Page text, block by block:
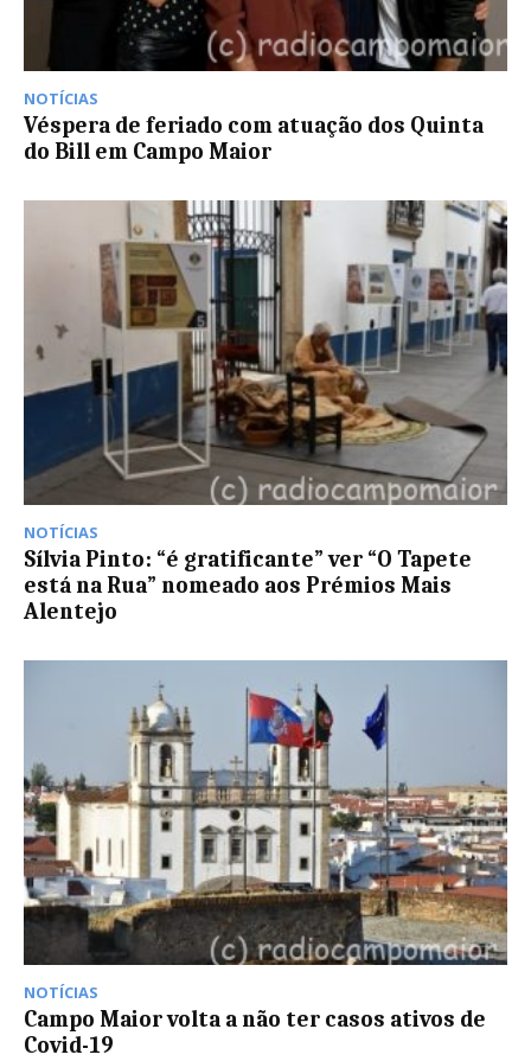
NOTÍCIAS
Véspera de feriado com atuação dos Quinta
do Bill em Campo Maior
NOTÍCIAS
Sílvia Pinto: “é gratificante” ver “O Tapete
está na Rua” nomeado aos Prémios Mais
Alentejo
NOTÍCIAS
Campo Maior volta a não ter casos ativos de
Covid-19